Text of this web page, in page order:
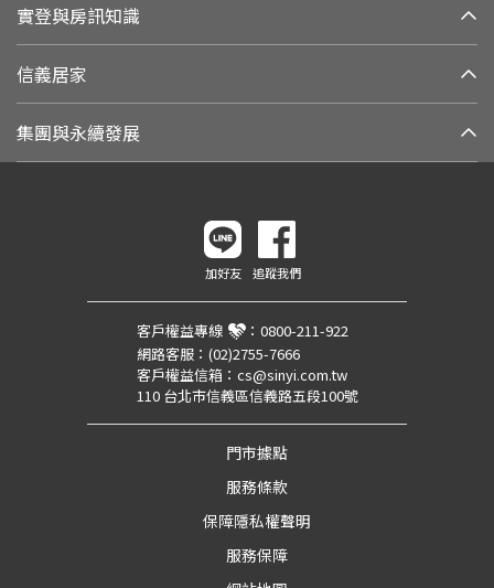
實登與房訊知識
信義居家
集團與永續發展
加好友 追蹤我們
客戶權益專線 ： 0800-211-922
網路客服： (02)2755-7666
客戶權益信箱： cs@sinyi.com.tw
110 台北市信義區信義路五段100號
門市據點
服務條款
保障隱私權聲明
服務保障